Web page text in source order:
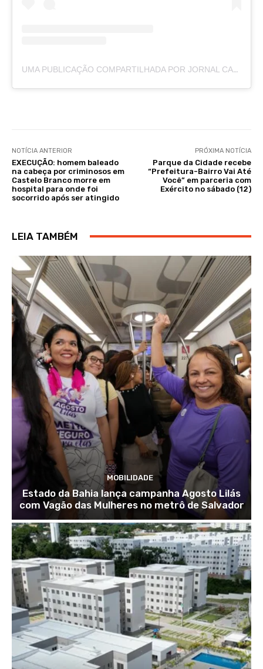
UMA PUBLICAÇÃO COMPARTILHADA POR JORNAL CAJAZEIRAS (@JORNALCAJAZEIRAS)
NOTÍCIA ANTERIOR
EXECUÇÃO: homem baleado
na cabeça por criminosos em
Castelo Branco morre em
hospital para onde foi
socorrido após ser atingido
PRÓXIMA NOTÍCIA
Parque da Cidade recebe
“Prefeitura-Bairro Vai Até
Você” em parceria com
Exército no sábado (12)
LEIA TAMBÉM
MOBILIDADE
Estado da Bahia lança campanha Agosto Lilás
com Vagão das Mulheres no metrô de Salvador